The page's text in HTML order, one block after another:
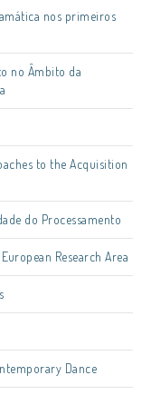
nos primeiros
no Âmbito da
to the Acquisition
do Processamento
Research Area
Dance